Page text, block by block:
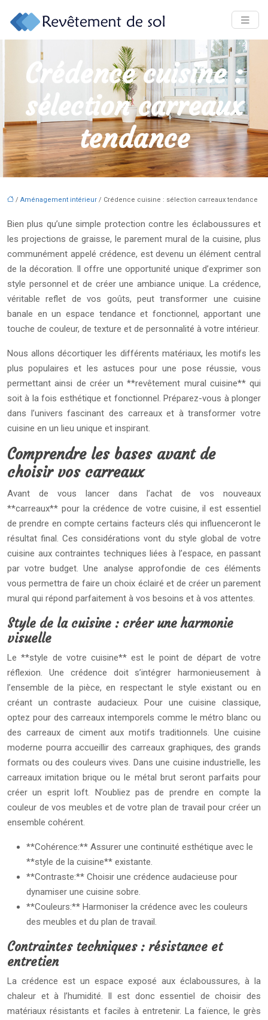
Crédence cuisine :
sélection carreaux
tendance
/ Aménagement intérieur / Crédence cuisine : sélection carreaux tendance
Bien plus qu’une simple protection contre les éclaboussures et
les projections de graisse, le parement mural de la cuisine, plus
communément appelé crédence, est devenu un élément central
de la décoration. Il offre une opportunité unique d’exprimer son
style personnel et de créer une ambiance unique. La crédence,
véritable reflet de vos goûts, peut transformer une cuisine
banale en un espace tendance et fonctionnel, apportant une
touche de couleur, de texture et de personnalité à votre intérieur.
Nous allons décortiquer les différents matériaux, les motifs les
plus populaires et les astuces pour une pose réussie, vous
permettant ainsi de créer un **revêtement mural cuisine** qui
soit à la fois esthétique et fonctionnel. Préparez-vous à plonger
dans l’univers fascinant des carreaux et à transformer votre
cuisine en un lieu unique et inspirant.
Comprendre les bases avant de
choisir vos carreaux
Avant de vous lancer dans l’achat de vos nouveaux
**carreaux** pour la crédence de votre cuisine, il est essentiel
de prendre en compte certains facteurs clés qui influenceront le
résultat final. Ces considérations vont du style global de votre
cuisine aux contraintes techniques liées à l’espace, en passant
par votre budget. Une analyse approfondie de ces éléments
vous permettra de faire un choix éclairé et de créer un parement
mural qui répond parfaitement à vos besoins et à vos attentes.
Style de la cuisine : créer une harmonie
visuelle
Le **style de votre cuisine** est le point de départ de votre
réflexion. Une crédence doit s’intégrer harmonieusement à
l’ensemble de la pièce, en respectant le style existant ou en
créant un contraste audacieux. Pour une cuisine classique,
optez pour des carreaux intemporels comme le métro blanc ou
des carreaux de ciment aux motifs traditionnels. Une cuisine
moderne pourra accueillir des carreaux graphiques, des grands
formats ou des couleurs vives. Dans une cuisine industrielle, les
carreaux imitation brique ou le métal brut seront parfaits pour
créer un esprit loft. N’oubliez pas de prendre en compte la
couleur de vos meubles et de votre plan de travail pour créer un
ensemble cohérent.
**Cohérence:** Assurer une continuité esthétique avec le
**style de la cuisine** existante.
**Contraste:** Choisir une crédence audacieuse pour
dynamiser une cuisine sobre.
**Couleurs:** Harmoniser la crédence avec les couleurs
des meubles et du plan de travail.
Contraintes techniques : résistance et
entretien
La crédence est un espace exposé aux éclaboussures, à la
chaleur et à l’humidité. Il est donc essentiel de choisir des
matériaux résistants et faciles à entretenir. La faïence, le grès